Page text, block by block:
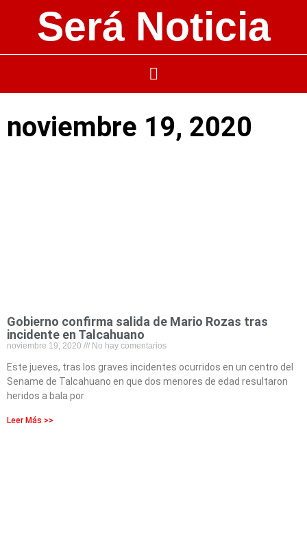
Será Noticia
noviembre 19, 2020
Gobierno confirma salida de Mario Rozas tras
incidente en Talcahuano
noviembre 19, 2020 No hay comentarios
Este jueves, tras los graves incidentes ocurridos en un centro del
Sename de Talcahuano en que dos menores de edad resultaron
heridos a bala por
Leer Más >>